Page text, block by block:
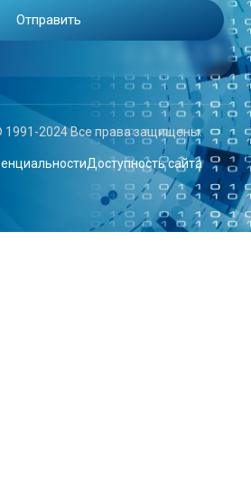
1991-2024 Все права защищены.
Доступность сайта